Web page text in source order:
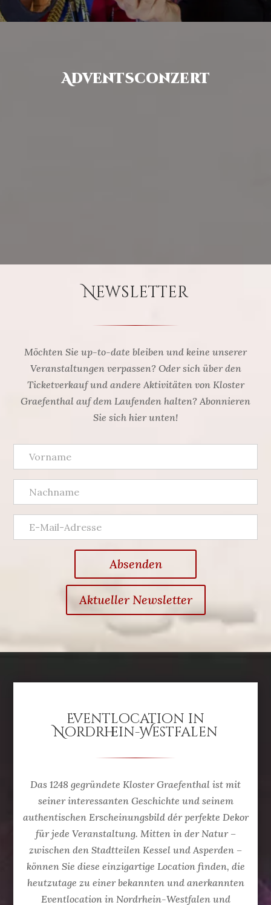
Adventsconzert
Newsletter
Möchten Sie up-to-date bleiben und keine unserer
Veranstaltungen verpassen? Oder sich über den
Ticketverkauf und andere Aktivitäten von Kloster
Graefenthal auf dem Laufenden halten? Abonnieren
Sie sich hier unten!
Absenden
Aktueller Newsletter
Eventlocation in
Nordrhein-Westfalen
Das 1248 gegründete Kloster Graefenthal ist mit
seiner interessanten Geschichte und seinem
authentischen Erscheinungsbild dér perfekte Dekor
für jede Veranstaltung. Mitten in der Natur –
zwischen den Stadtteilen Kessel und Asperden –
können Sie diese einzigartige Location finden, die
heutzutage zu einer bekannten und anerkannten
Eventlocation in Nordrhein-Westfalen und